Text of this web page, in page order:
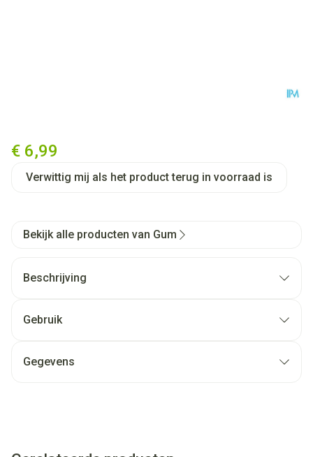
€ 6,99
Verwittig mij als het product terug in voorraad is
Bekijk alle producten van Gum
Beschrijving
Gebruik
Gegevens